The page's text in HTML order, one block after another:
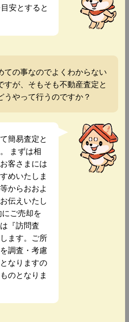
安とすると
ての事なのでよくわからない
すが、そもそも不動産査定と
うやって行うのですか？
簡易査定と
まずは相
客さまには
めいたしま
からおおよ
伝えいたし
ご売却を
『訪問査
ます。ご所
調査・考慮
なりますの
のとなりま